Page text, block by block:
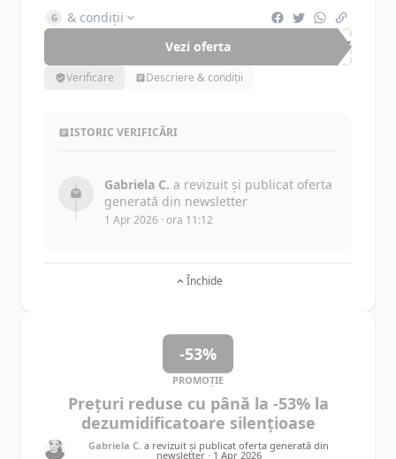
G
& condiții
Vezi oferta
-53%
Verificare Descriere & condiții
ISTORIC VERIFICĂRI
Gabriela C. a revizuit și publicat oferta
generată din newsletter
1 Apr 2026 · ora 11:12
Închide
-53%
PROMOȚIE
Prețuri reduse cu până la -53% la
dezumidificatoare silențioase
Gabriela C. a revizuit și publicat oferta generată din
newsletter · 1 Apr 2026